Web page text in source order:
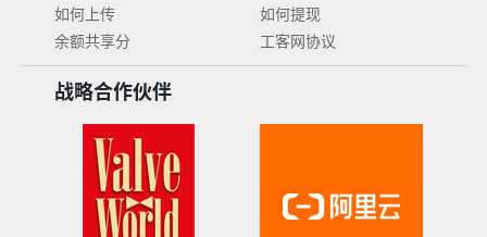
如何上传
如何提现
余额共享分
工客网协议
战略合作伙伴